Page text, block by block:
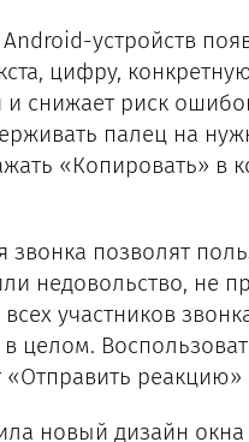
устройств
цифру,
снижает риск
палец на
«Копировать» в
позволят
недовольство, не
участников
целом.
новый дизайн